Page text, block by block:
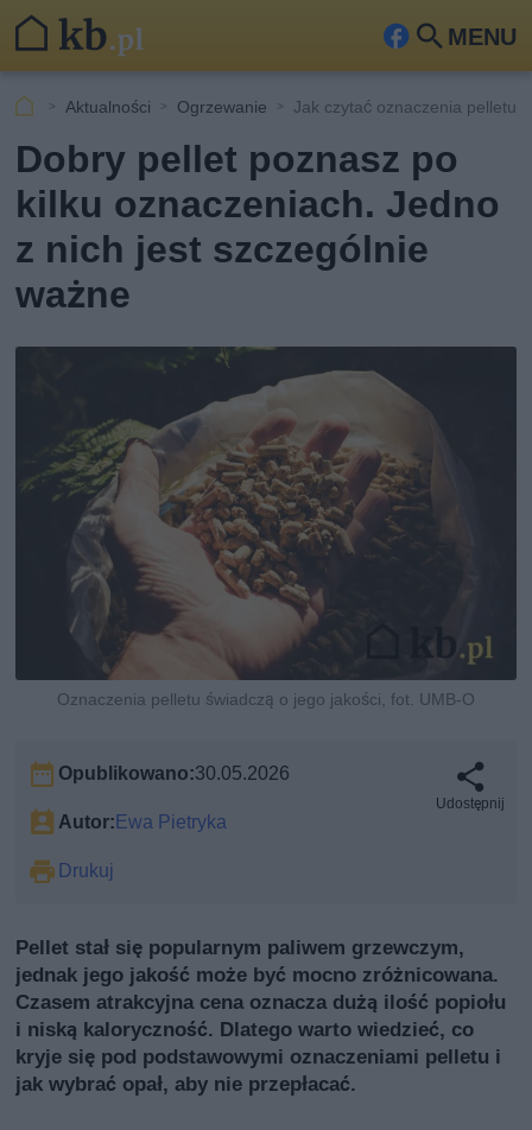
MENU
Fa
ook
Szu
Aktualności Ogrzewanie Jak czytać oznaczenia pelletu?
Dobry pellet poznasz po
kilku oznaczeniach. Jedno
z nich jest szczególnie
ważne
Oznaczenia pelletu świadczą o jego jakości, fot. UMB-O
Opublikowano:30.05.2026
Autor:Ewa Pietryka
Drukuj
Udostępnij
Pellet stał się popularnym paliwem grzewczym,
jednak jego jakość może być mocno zróżnicowana.
Czasem atrakcyjna cena oznacza dużą ilość popiołu
i niską kaloryczność. Dlatego warto wiedzieć, co
kryje się pod podstawowymi oznaczeniami pelletu i
jak wybrać opał, aby nie przepłacać.